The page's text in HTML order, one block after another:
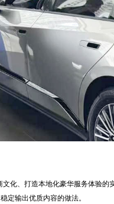
化、打造本地化豪华服务体验的
定输出优质内容的做法。